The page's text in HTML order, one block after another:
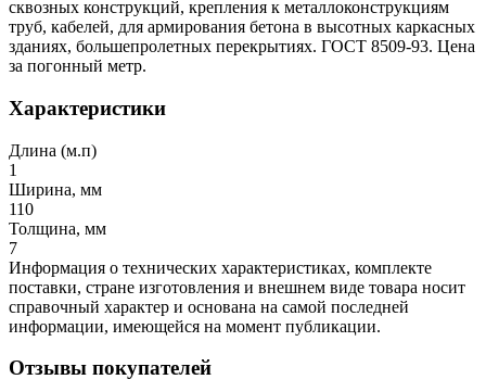
сквозных конструкций, крепления к металлоконструкциям
труб, кабелей, для армирования бетона в высотных каркасных
зданиях, большепролетных перекрытиях. ГОСТ 8509-93. Цена
за погонный метр.
Характеристики
Длина (м.п)
1
Ширина, мм
110
Толщина, мм
7
Информация о технических характеристиках, комплекте
поставки, стране изготовления и внешнем виде товара носит
справочный характер и основана на самой последней
информации, имеющейся на момент публикации.
Отзывы покупателей